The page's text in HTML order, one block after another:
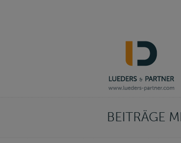
Navigation
BEITRÄGE